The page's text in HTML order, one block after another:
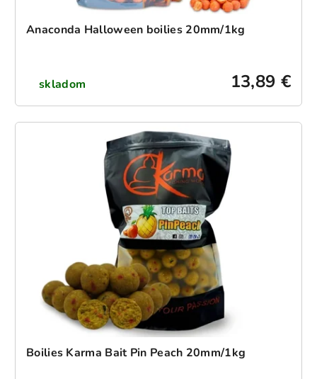
Anaconda Halloween boilies 20mm/1kg
skladom 13,89 €
Boilies Karma Bait Pin Peach 20mm/1kg